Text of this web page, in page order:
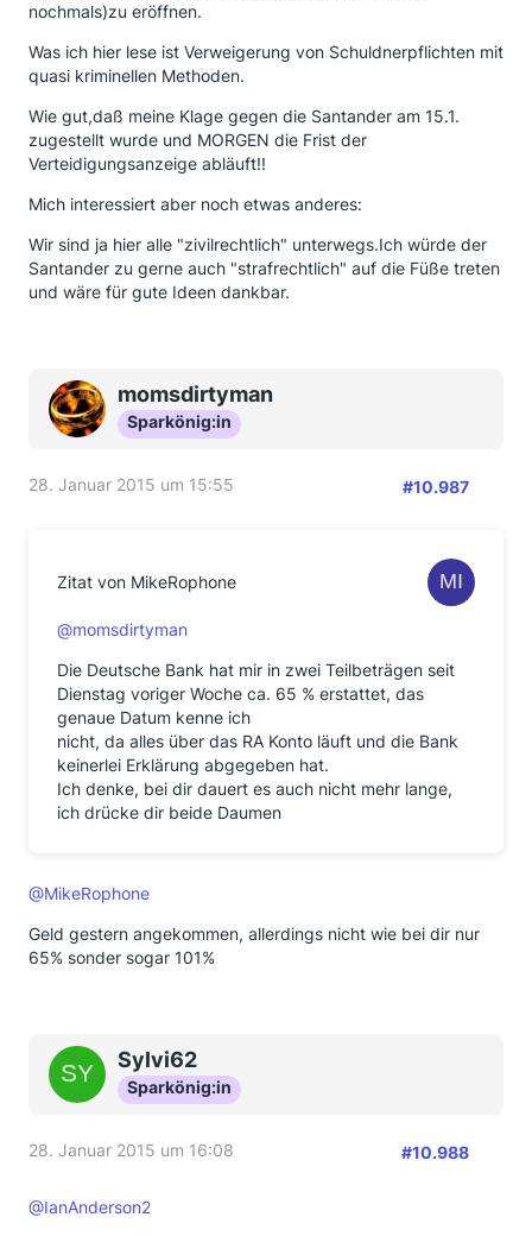
nochmals)zu eröffnen.
Was ich hier lese ist Verweigerung von Schuldnerpflichten mit
quasi kriminellen Methoden.
Wie gut,daß meine Klage gegen die Santander am 15.1.
zugestellt wurde und MORGEN die Frist der
Verteidigungsanzeige abläuft!!
Mich interessiert aber noch etwas anderes:
Wir sind ja hier alle "zivilrechtlich" unterwegs.Ich würde der
Santander zu gerne auch "strafrechtlich" auf die Füße treten
und wäre für gute Ideen dankbar.
momsdirtyman
Sparkönig:in
28. Januar 2015 um 15:55 #10.987
Zitat von MikeRophone
@momsdirtyman
Die Deutsche Bank hat mir in zwei Teilbeträgen seit
Dienstag voriger Woche ca. 65 % erstattet, das
genaue Datum kenne ich
nicht, da alles über das RA Konto läuft und die Bank
keinerlei Erklärung abgegeben hat.
Ich denke, bei dir dauert es auch nicht mehr lange,
ich drücke dir beide Daumen
@MikeRophone
Geld gestern angekommen, allerdings nicht wie bei dir nur
65% sonder sogar 101%
Sylvi62
Sparkönig:in
28. Januar 2015 um 16:08 #10.988
@IanAnderson2